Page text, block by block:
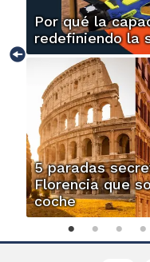
Por qué la
redefiniendo la
5 paradas
Florencia que
coche